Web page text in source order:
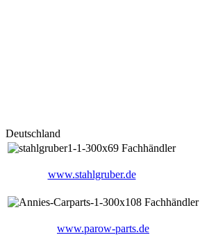
Deutschland
www.stahlgruber.de
www.parow-parts.de